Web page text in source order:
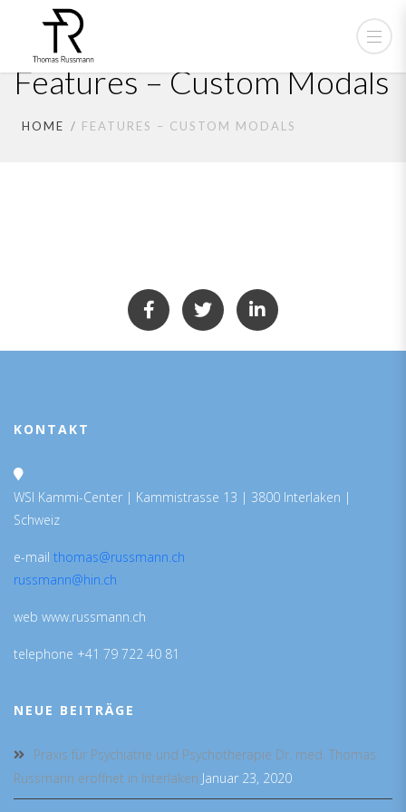
Features – Custom Modals
HOME FEATURES – CUSTOM MODALS
KONTAKT
WSI Kammi-Center | Kammistrasse 13 | 3800 Interlaken |
Schweiz
e-mail thomas@russmann.ch
russmann@hin.ch
web www.russmann.ch
telephone +41 79 722 40 81
NEUE BEITRÄGE
Praxis für Psychiatrie und Psychotherapie Dr. med. Thomas
Russmann eröffnet in Interlaken Januar 23, 2020